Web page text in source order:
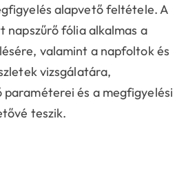
alapvető feltétele. A
fólia alkalmas a
valamint a napfoltok és
vizsgálatára,
paraméterei és a megfigyelési
teszik.